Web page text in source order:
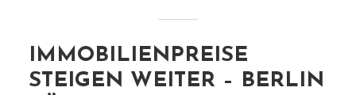
IMMOBILIENPREISE
STEIGEN WEITER – BERLIN